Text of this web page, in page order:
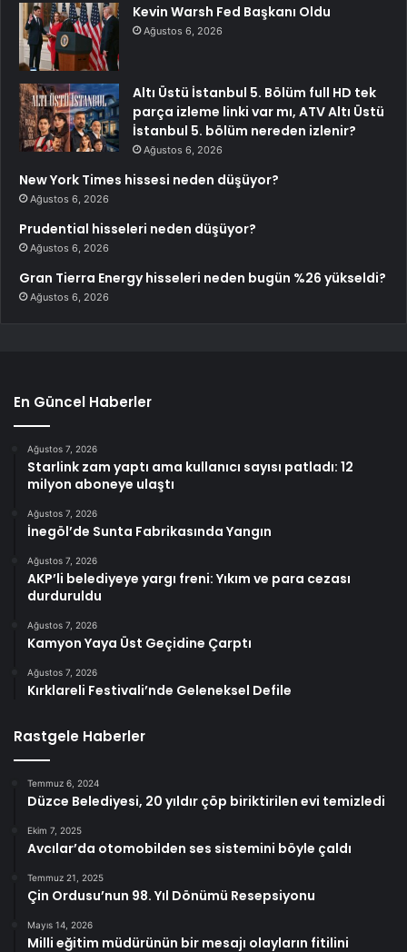
Kevin Warsh Fed Başkanı Oldu
Ağustos 6, 2026
Altı Üstü İstanbul 5. Bölüm full HD tek
parça izleme linki var mı, ATV Altı Üstü
İstanbul 5. bölüm nereden izlenir?
Ağustos 6, 2026
New York Times hissesi neden düşüyor?
Ağustos 6, 2026
Prudential hisseleri neden düşüyor?
Ağustos 6, 2026
Gran Tierra Energy hisseleri neden bugün %26 yükseldi?
Ağustos 6, 2026
En Güncel Haberler
Ağustos 7, 2026
Starlink zam yaptı ama kullanıcı sayısı patladı: 12
milyon aboneye ulaştı
Ağustos 7, 2026
İnegöl’de Sunta Fabrikasında Yangın
Ağustos 7, 2026
AKP’li belediyeye yargı freni: Yıkım ve para cezası
durduruldu
Ağustos 7, 2026
Kamyon Yaya Üst Geçidine Çarptı
Ağustos 7, 2026
Kırklareli Festivali’nde Geleneksel Defile
Rastgele Haberler
Temmuz 6, 2024
Düzce Belediyesi, 20 yıldır çöp biriktirilen evi temizledi
Ekim 7, 2025
Avcılar’da otomobilden ses sistemini böyle çaldı
Temmuz 21, 2025
Çin Ordusu’nun 98. Yıl Dönümü Resepsiyonu
Mayıs 14, 2026
Milli eğitim müdürünün bir mesajı olayların fitilini